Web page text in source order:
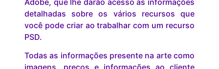
detalhadas sobre os vários recursos que
você pode criar ao trabalhar com um recurso
PSD.
Todas as informações presente na arte como